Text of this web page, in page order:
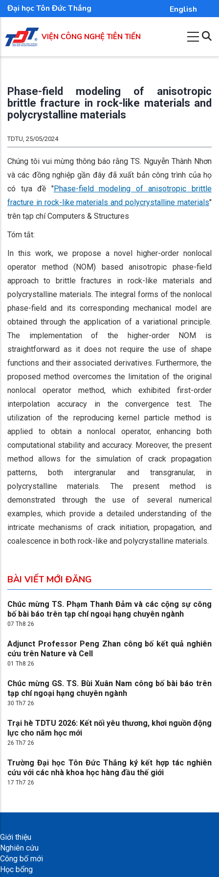
Nhảy
đến
nội
dung
Đại học Tôn Đức Thắng English
VIỆN CÔNG NGHỆ TIÊN TIẾN
Phase-field modeling of anisotropic
brittle fracture in rock-like materials and
polycrystalline materials
TDTU, 25/05/2024
Chúng tôi vui mừng thông báo rằng TS. Nguyễn Thành Nhơn
và các đồng nghiệp gần đây đã xuất bản công trình của họ
có tựa đề "Phase-field modeling of anisotropic brittle
fracture in rock-like materials and polycrystalline materials"
trên tạp chí Computers & Structures
Tóm tắt:
In this work, we propose a novel higher-order nonlocal
operator method (NOM) based anisotropic phase-field
approach to brittle fractures in rock-like materials and
polycrystalline materials. The integral forms of the nonlocal
phase-field and its corresponding mechanical model are
obtained through the application of a variational principle.
The implementation of the higher-order NOM is
straightforward as it does not require the use of shape
functions and their associated derivatives. Furthermore, the
proposed method overcomes the limitation of the original
nonlocal operator method, which exhibited first-order
interpolation accuracy in the convergence test. The
utilization of the reproducing kernel particle method is
applied to obtain a nonlocal operator, enhancing both
computational stability and accuracy. Moreover, the present
method allows for the simulation of crack propagation
patterns, both intergranular and transgranular, in
polycrystalline materials. The present method is
demonstrated through the use of several numerical
examples, which provide a detailed understanding of the
intricate mechanisms of crack initiation, propagation, and
coalescence in both rock-like and polycrystalline materials.
BÀI VIẾT MỚI ĐĂNG
Chúc mừng TS. Phạm Thanh Đảm và các cộng sự công
bố bài báo trên tạp chí ngoại hạng chuyên ngành
07 Th8 26
Adjunct Professor Peng Zhan công bố kết quả nghiên
cứu trên Nature và Cell
01 Th8 26
Chúc mừng GS. TS. Bùi Xuân Nam công bố bài báo trên
tạp chí ngoại hạng chuyên ngành
30 Th7 26
Trại hè TDTU 2026: Kết nối yêu thương, khơi nguồn động
lực cho năm học mới
26 Th7 26
Trường Đại học Tôn Đức Thắng ký kết hợp tác nghiên
cứu với các nhà khoa học hàng đầu thế giới
17 Th7 26
Giới thiệu
Nghiên cứu
Công bố mới
Học bổng